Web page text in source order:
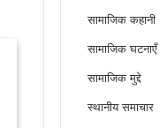
सामाजिक कहानी
सामाजिक घटनाएँ
सामाजिक मुद्दे
स्थानीय समाचार